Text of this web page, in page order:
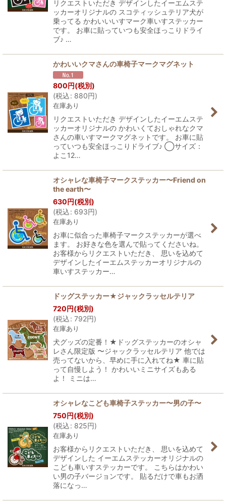
リクエストいただき デザインしたイーエムステ
ッカーオリジナルの スコティッシュテリア犬が
乗ってる かわいいいすマーク車いすステッカー
です。 お車に貼っていつも安全ほっこりドライ
ブ♪ …
かわいいクマさんの車椅子マークマグネット
800円(税別)
(税込: 880円)
在庫あり
リクエストいただき デザインしたイーエムステ
ッカーオリジナルの かわいくておしゃれなクマ
さんの車いすマークマグネットです。 お車に貼
っていつも安全ほっこりドライブ♪ ◯サイズ：
よこ12…
オシャレな車椅子マークステッカー〜Friend on
the earth〜
630円(税別)
(税込: 693円)
在庫あり
お車に似合った車椅子マークステッカーが選べ
ます。 お好きな色を選んで貼ってくださいね。
お客様からリクエストいただき、 思いを込めて
デザインしたイーエムステッカーオリジナルの
車いすステッカー…
ドッグステッカー★ジャックラッセルテリア
720円(税別)
(税込: 792円)
在庫あり
犬グッズの定番！★ドッグステッカーのオシャ
レさん限定版 〜ジャックラッセルテリア 他では
売ってないから、早めに手に入れてね★ 車に貼
って自慢しよう！ かわいいミニサイズもある
よ！ ミニは…
オシャレなこども車椅子ステッカー〜男の子〜
750円(税別)
(税込: 825円)
在庫あり
お客様からリクエストいただき、 思いを込めて
デザインした イーエムステッカーオリジナルの
こども車いすステッカーです。 こちらはかわい
い男の子バージョンです。 貼るだけで車もお洒
落になっ…